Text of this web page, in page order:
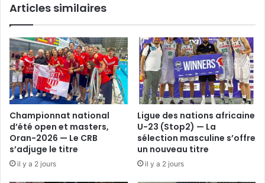
Articles similaires
Championnat national
d’été open et masters,
Oran-2026 — Le CRB
s’adjuge le titre
il y a 2 jours
Ligue des nations africaine
U-23 (Stop2) — La
sélection masculine s’offre
un nouveau titre
il y a 2 jours